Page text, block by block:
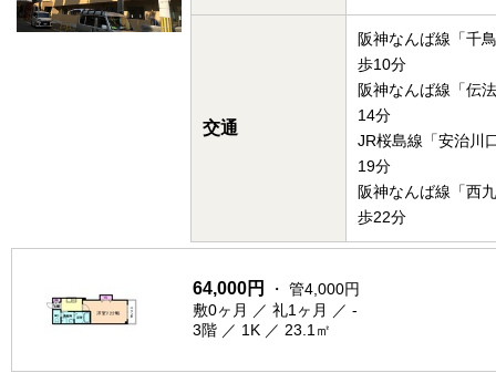
交通
阪神なんば線「千
歩10分
阪神なんば線「伝
14分
JR桜島線「安治川
19分
阪神なんば線「西
歩22分
64,000円
・ 管4,000円
敷0ヶ月 ／ 礼1ヶ月 ／ -
3階 ／ 1K ／ 23.1㎡